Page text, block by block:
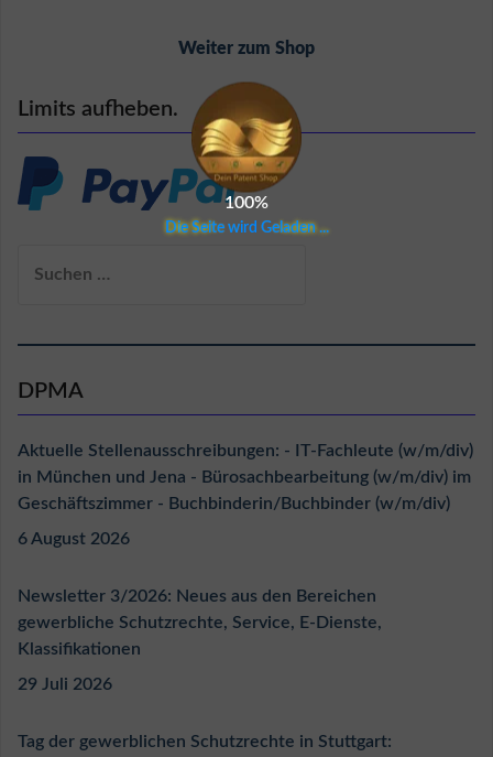
100%
Die Seite wird Gel aden ...
Weiter zum Shop
Limits aufheben.
nach:
DPMA
Aktuelle Stellenausschreibungen: - IT-Fachleute (w/m/div)
in München und Jena - Bürosachbearbeitung (w/m/div) im
Geschäftszimmer - Buchbinderin/Buchbinder (w/m/div)
6 August 2026
Newsletter 3/2026: Neues aus den Bereichen
gewerbliche Schutzrechte, Service, E-Dienste,
Klassifikationen
29 Juli 2026
Tag der gewerblichen Schutzrechte in Stuttgart: